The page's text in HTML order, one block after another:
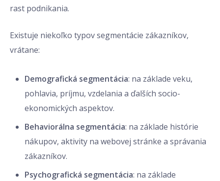
rast podnikania.
Existuje niekoľko typov segmentácie zákazníkov,
vrátane:
Demografická segmentácia: na základe veku,
pohlavia, príjmu, vzdelania a ďalších socio-
ekonomických aspektov.
Behaviorálna segmentácia: na základe histórie
nákupov, aktivity na webovej stránke a správania
zákazníkov.
Psychografická segmentácia: na základe